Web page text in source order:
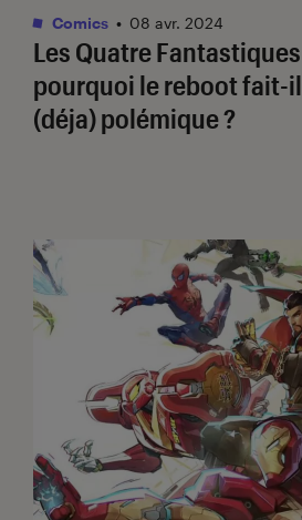
Les Quatre Fantastiques
pourquoi le reboot fait-il
(déja) polémique ?
Comics • 08 avr. 2024